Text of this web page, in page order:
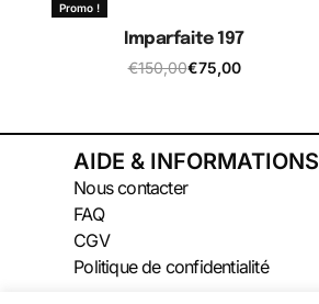
Promo !
Imparfaite 197
€150,00€75,00
AIDE & INFORMATIONS
Nous contacter
FAQ
CGV
Politique de confidentialité